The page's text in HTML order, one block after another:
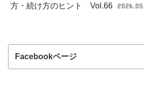
方・続け方のヒント Vol.66
Facebookページ